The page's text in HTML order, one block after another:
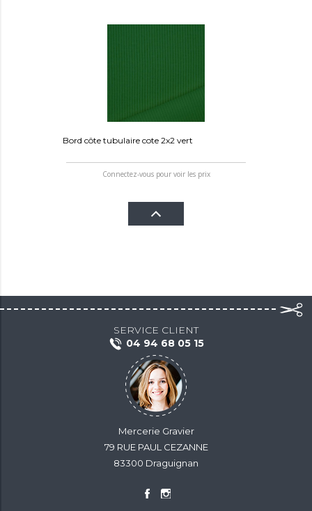
Bord côte tubulaire cote 2x2 vert
Connectez-vous pour voir les prix
SERVICE CLIENT
04 94 68 05 15
Mercerie Gravier
79 RUE PAUL CEZANNE
83300 Draguignan